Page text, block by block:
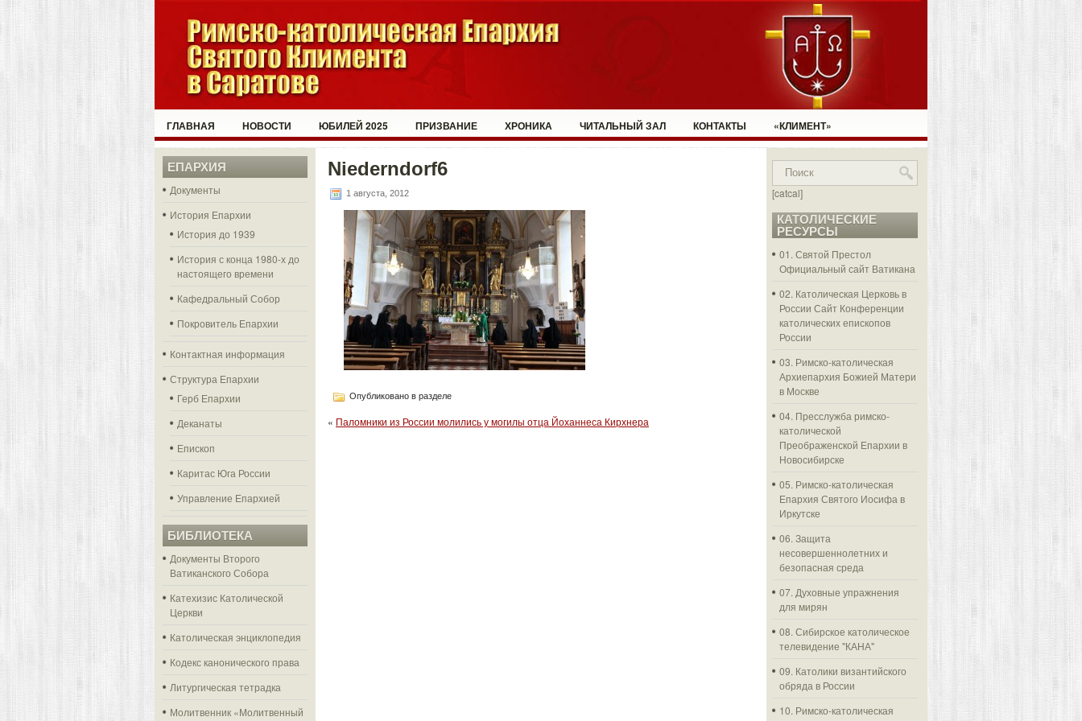
ГЛАВНАЯ НОВОСТИ ЮБИЛЕЙ 2025 ПРИЗВАНИЕ ХРОНИКА ЧИТАЛЬНЫЙ ЗАЛ КОНТАКТЫ «КЛИМЕНТ»
ЕПАРХИЯ
Документы
История Епархии
История до 1939
История с конца 1980-х до
настоящего времени
Кафедральный Собор
Покровитель Епархии
Контактная информация
Структура Епархии
Герб Епархии
Деканаты
Епископ
Каритас Юга России
Управление Епархией
БИБЛИОТЕКА
Документы Второго
Ватиканского Собора
Катехизис Католической
Церкви
Католическая энциклопедия
Кодекс канонического права
Литургическая тетрадка
Молитвенник «Молитвенный
Niederndorf6
1 августа, 2012
Опубликовано в разделе
« Паломники из России молились у могилы отца Йоханнеса Кирхнера
[catcal]
КАТОЛИЧЕСКИЕ
РЕСУРСЫ
01. Святой Престол
Официальный сайт Ватикана
02. Католическая Церковь в
России Сайт Конференции
католических епископов
России
03. Римско-католическая
Архиепархия Божией Матери
в Москве
04. Пресслужба римско-
католической
Преображенской Епархии в
Новосибирске
05. Римско-католическая
Епархия Святого Иосифа в
Иркутске
06. Защита
несовершеннолетних и
безопасная среда
07. Духовные упражнения
для мирян
08. Сибирское католическое
телевидение "КАНА"
09. Католики византийского
обряда в России
10. Римско-католическая